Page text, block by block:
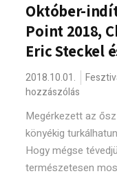
Október-
Point 2018,
Eric Steckel
2018.10.01.
hozzászólás
Megérkezett az
könyékig
Hogy mégse
természetesen